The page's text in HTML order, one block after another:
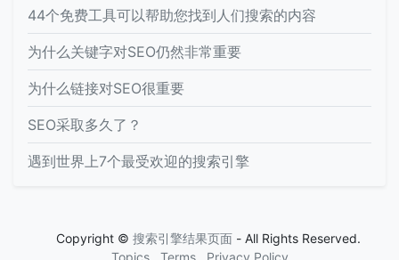
44个免费工具可以帮助您找到人们搜索的内容
为什么关键字对SEO仍然非常重要
为什么链接对SEO很重要
SEO采取多久了？
遇到世界上7个最受欢迎的搜索引擎
Copyright © 搜索引擎结果页面 - All Rights Reserved.
Topics
Terms Privacy Policy